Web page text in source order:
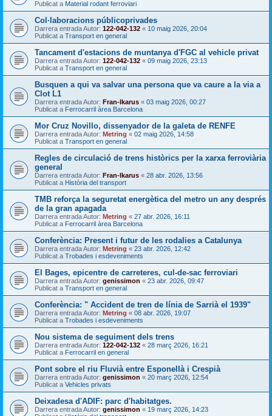
Publicat a Material rodant ferroviari
Col·laboracions públicoprivades
Darrera entrada Autor: 122-042-132 « 10 maig 2026, 20:04
Publicat a Transport en general
Tancament d'estacions de muntanya d'FGC al vehicle privat
Darrera entrada Autor: 122-042-132 « 09 maig 2026, 23:13
Publicat a Transport en general
Busquen a qui va salvar una persona que va caure a la via a
Clot L1
Darrera entrada Autor: Fran-Ikarus « 03 maig 2026, 00:27
Publicat a Ferrocarril àrea Barcelona
Mor Cruz Novillo, dissenyador de la galeta de RENFE
Darrera entrada Autor: Metring « 02 maig 2026, 14:58
Publicat a Transport en general
Regles de circulació de trens històrics per la xarxa ferroviària
general
Darrera entrada Autor: Fran-Ikarus « 28 abr. 2026, 13:56
Publicat a Història del transport
TMB reforça la seguretat energètica del metro un any després
de la gran apagada
Darrera entrada Autor: Metring « 27 abr. 2026, 16:11
Publicat a Ferrocarril àrea Barcelona
Conferència: Present i futur de les rodalies a Catalunya
Darrera entrada Autor: Metring « 23 abr. 2026, 12:42
Publicat a Trobades i esdeveniments
El Bages, epicentre de carreteres, cul-de-sac ferroviari
Darrera entrada Autor: genissimon « 23 abr. 2026, 09:47
Publicat a Transport en general
Conferència: " Accident de tren de línia de Sarrià el 1939"
Darrera entrada Autor: Metring « 08 abr. 2026, 19:07
Publicat a Trobades i esdeveniments
Nou sistema de seguiment dels trens
Darrera entrada Autor: 122-042-132 « 28 març 2026, 16:21
Publicat a Ferrocarril en general
Pont sobre el riu Fluvià entre Esponellà i Crespià
Darrera entrada Autor: genissimon « 20 març 2026, 12:54
Publicat a Vehicles privats
Deixadesa d'ADIF: parc d'habitatges.
Darrera entrada Autor: genissimon « 19 març 2026, 14:23